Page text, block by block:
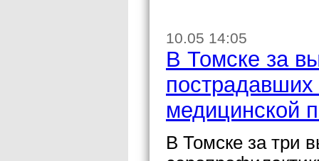
10.05 14:05
В Томске за
медицинской
В Томске за три